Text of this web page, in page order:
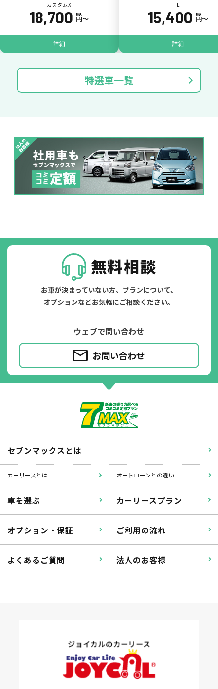
5
ジョイカル たすカッター3
いたずら
※たすカッターをご利用頂く場合、免責金額が１回あたり5,000円
掛かります。
たすカッター３詳細
カスタムX
18,700 税込
円〜
詳細
L
15,400 税込
円〜
詳細
特選車一覧
無料相談
お車が決まっていない方、プランについて、
オプションなどお気軽にご相談ください。
ウェブで問い合わせ
お問い合わせ
セブンマックスとは
カーリースとは オートローンとの違い
車を選ぶ カーリースプラン
オプション・保証 ご利用の流れ
よくあるご質問 法人のお客様